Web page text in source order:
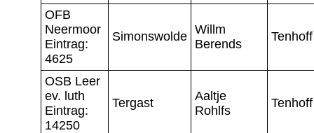
OFB
Neermoor
Eintrag:
4625
Simonswolde Willm
Berends
Tenhoff
OSB Leer
ev. luth
Eintrag:
14250
Tergast
Aaltje
Rohlfs
Tenhoff